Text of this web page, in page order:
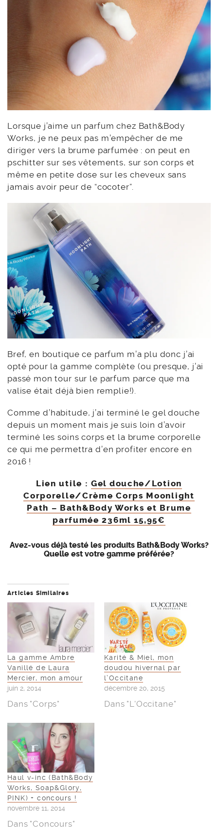
Lorsque j’aime un parfum chez Bath&Body
Works, je ne peux pas m’empêcher de me
diriger vers la brume parfumée : on peut en
pschitter sur ses vêtements, sur son corps et
même en petite dose sur les cheveux sans
jamais avoir peur de “cocoter”.
Bref, en boutique ce parfum m’a plu donc j’ai
opté pour la gamme complète (ou presque, j’ai
passé mon tour sur le parfum parce que ma
valise était déjà bien remplie!).
Comme d’habitude, j’ai terminé le gel douche
depuis un moment mais je suis loin d’avoir
terminé les soins corps et la brume corporelle
ce qui me permettra d’en profiter encore en
2016 !
Lien utile : Gel douche/Lotion
Corporelle/Crème Corps Moonlight
Path – Bath&Body Works et Brume
parfumée 236ml 15,95€
Avez-vous déjà testé les produits Bath&Body Works?
Quelle est votre gamme préférée?
Articles Similaires
La gamme Ambre
Vanillé de Laura
Mercier, mon amour
juin 2, 2014
Dans "Corps"
Karité & Miel, mon
doudou hivernal par
l’Occitane
décembre 20, 2015
Dans "L'Occitane"
Haul v-inc (Bath&Body
Works, Soap&Glory,
PINK) + concours !
novembre 11, 2014
Dans "Concours"